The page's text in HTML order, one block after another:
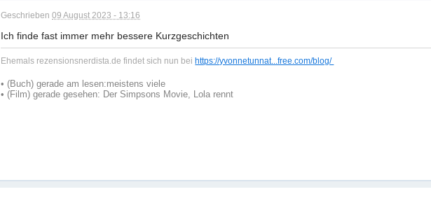
Geschrieben09 August 2023 - 13:16
Ich finde fast immer mehr bessere Kurzgeschichten
Ehemals rezensionsnerdista.de findet sich nun beihttps://yvonnetunnat...free.com/blog/
• (Buch) gerade am lesen:meistens viele
• (Film) gerade gesehen: Der Simpsons Movie, Lola rennt